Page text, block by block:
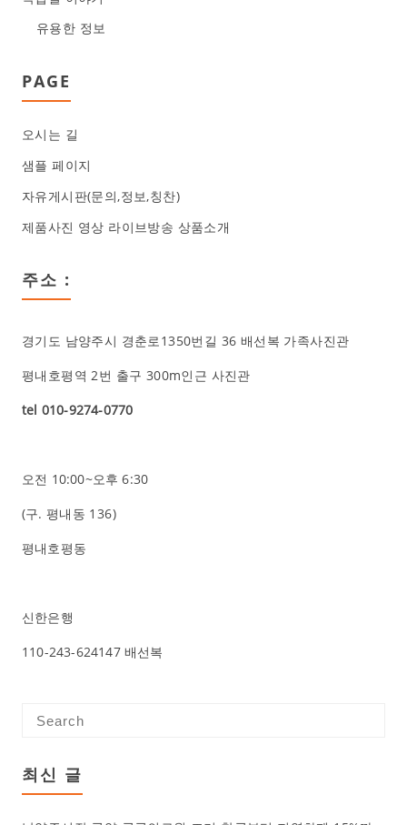
유용한 정보
PAGE
오시는 길
샘플 페이지
자유게시판(문의,정보,칭찬)
제품사진 영상 라이브방송 상품소개
주소 :
경기도 남양주시 경춘로1350번길 36 배선복 가족사진관
평내호평역 2번 출구 300m인근 사진관
tel 010-9274-0770
오전 10:00~오후 6:30
(구. 평내동 136)
평내호평동
신한은행
110-243-624147 배선복
최신 글